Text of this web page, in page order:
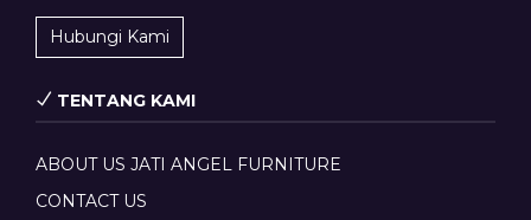
Hubungi Kami
TENTANG KAMI
ABOUT US JATI ANGEL FURNITURE
CONTACT US